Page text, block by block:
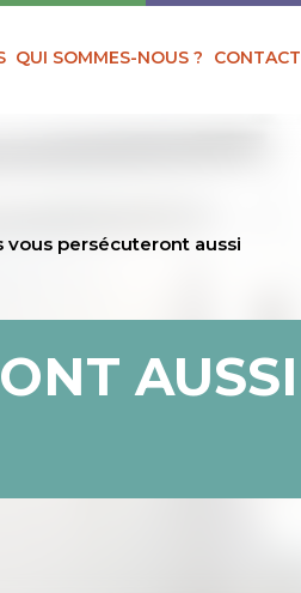
QUI SOMMES-NOUS ? CONTACT
vous persécuteront aussi
AUSSI